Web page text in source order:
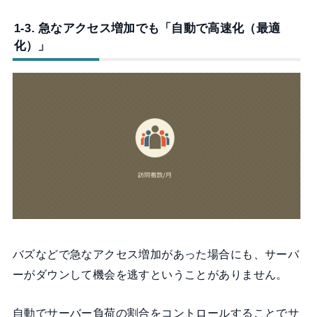
1-3. 急なアクセス増加でも「自動で高速化（最適
化）」
バズなどで急なアクセス増加があった場合にも、サーバ
ーがダウンして機会を逃すということがありません。
自動でサーバー負荷の割合をコントロールすることでサ